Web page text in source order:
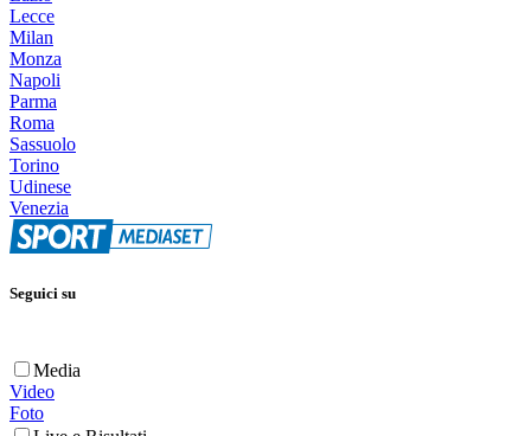
Lecce
Milan
Monza
Napoli
Parma
Roma
Sassuolo
Torino
Udinese
Venezia
Seguici su
Media
Video
Foto